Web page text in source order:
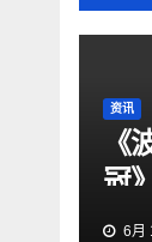
资讯
《
冠
网6月